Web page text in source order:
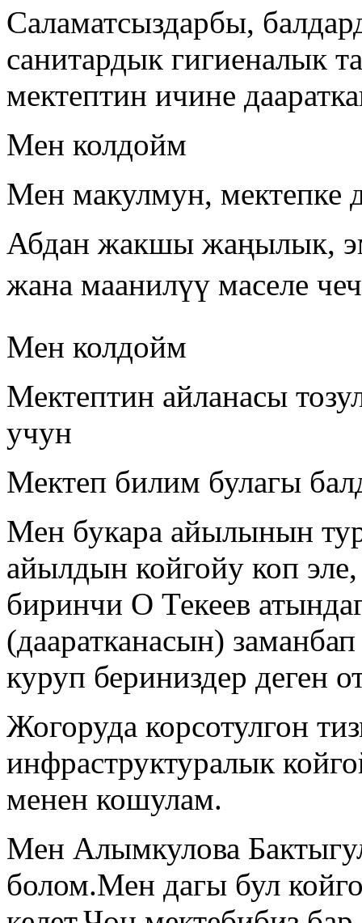
Саламатсыздарбы,
санитардык гигиеналык
мектептин ичине
Мен колдойм
Мен макулмун, мектепке
Абдан жакшы жаңылык,
жана маанилүү маселе
Мен колдойм
Мектептин айланасы
учун
Мектеп билим булагы
Мен букара айылынын
айылдын койгойу коп
биринчи О Текеев
(дааратканасын)
куруп бериниздер деген
Жогоруда корсотулгон
инфраструктуралык
менен кошулам.
Мен Алымкулова
болом.Мен дагы бул